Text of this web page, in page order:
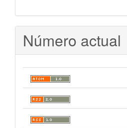
Número actual